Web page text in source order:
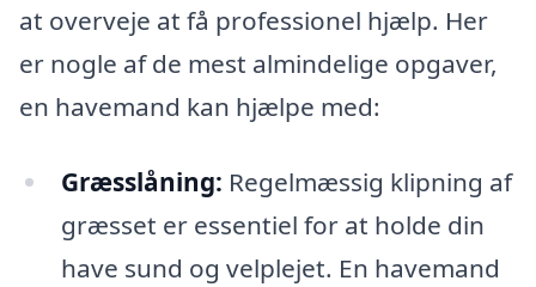
at overveje at få professionel hjælp. Her
er nogle af de mest almindelige opgaver,
en havemand kan hjælpe med:
Græsslåning: Regelmæssig klipning af
græsset er essentiel for at holde din
have sund og velplejet. En havemand